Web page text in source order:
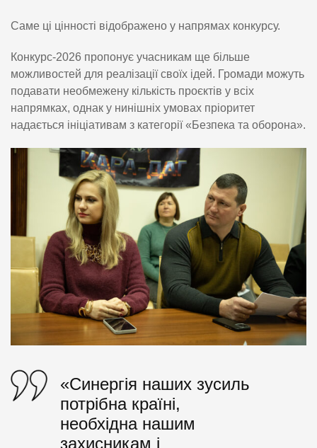
Саме ці цінності відображено у напрямах конкурсу.
Конкурс-2026 пропонує учасникам ще більше
можливостей для реалізації своїх ідей. Громади можуть
подавати необмежену кількість проєктів у всіх
напрямках, однак у нинішніх умовах пріоритет
надається ініціативам з категорії «Безпека та оборона».
«Синергія наших зусиль
потрібна країні,
необхідна нашим
захисникам і